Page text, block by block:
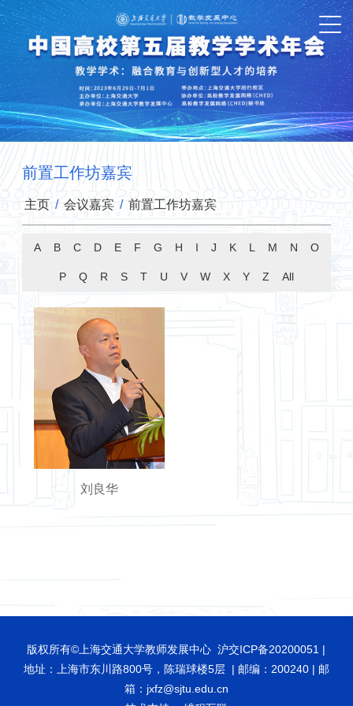
前置工作坊嘉宾
主页 / 会议嘉宾 / 前置工作坊嘉宾
A B C D E F G H I J K L M N O
P Q R S T U V W X Y Z All
刘良华
版权所有©上海交通大学教师发展中心 沪交ICP备20200051 |
地址：上海市东川路800号，陈瑞球楼5层 | 邮编：200240 | 邮
箱：jxfz@sjtu.edu.cn